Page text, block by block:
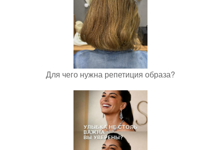
Для чего нужна репетиция образа?